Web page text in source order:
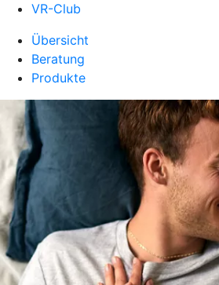
VR-Club
Übersicht
Beratung
Produkte